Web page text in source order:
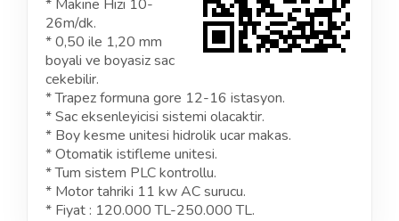
* Makine Hizi 10-
26m/dk.
* 0,50 ile 1,20 mm
boyali ve boyasiz sac
cekebilir.
* Trapez formuna gore 12-16 istasyon.
* Sac eksenleyicisi sistemi olacaktir.
* Boy kesme unitesi hidrolik ucar makas.
* Otomatik istifleme unitesi.
* Tum sistem PLC kontrollu.
* Motor tahriki 11 kw AC surucu.
* Fiyat : 120.000 TL-250.000 TL.